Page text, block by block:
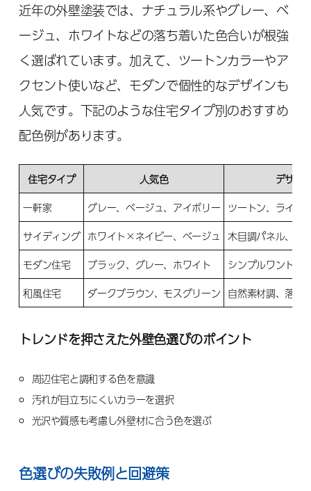
近年の外壁塗装では、ナチュラル系やグレー、ベ
ージュ、ホワイトなどの落ち着いた色合いが根強
く選ばれています。加えて、ツートンカラーやア
クセント使いなど、モダンで個性的なデザインも
人気です。下記のような住宅タイプ別のおすすめ
配色例があります。
住宅タイプ 人気色
デザイ
一軒家
グレー、ベージュ、アイボリー ツートン、ライン
サイディング ホワイト×ネイビー、ベージュ 木目調パネル、ア
モダン住宅
ブラック、グレー、ホワイト
シンプルワントー
和風住宅
ダークブラウン、モスグリーン 自然素材調、落ち
トレンドを押さえた外壁色選びのポイント
周辺住宅と調和する色を意識
汚れが目立ちにくいカラーを選択
光沢や質感も考慮し外壁材に合う色を選ぶ
色選びの失敗例と回避策